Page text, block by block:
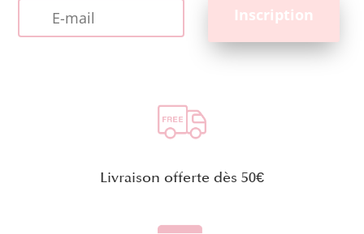
Livraison offerte dès 50€